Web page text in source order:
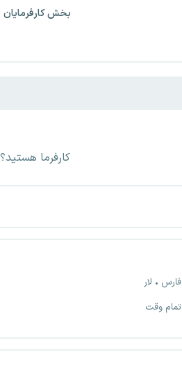
بخش کارفرمایان
کارفرما هستید؟
فارس
لار
تمام وقت